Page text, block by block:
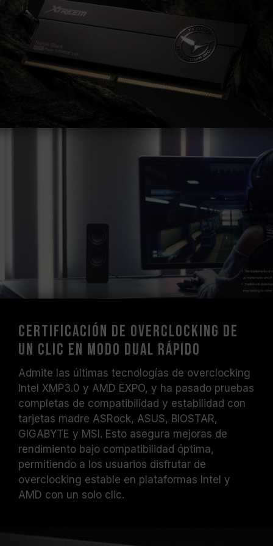
La frecuencia operativa final de la memoria
depende de la configuración del BIOS y de
la compatibilidad con la tarjeta madre y el
procesador.
Si XMP 3.0 (Intel) o EXPO (AMD) no está
activado, la memoria funcionará con la
frecuencia predeterminada del SPD
Para alcanzar frecuencias superiores, el
usuario debe activar manualmente XMP 3.0
/ EXPO. Algunas tarjetas madre pueden no
alcanzar la frecuencia indicada debido a las
El overclocking (incluida la activación de
XMP 3.0 / EXPO) no está cubierto por el
estándar JEDEC y puede afectar la
estabilidad del sistema. Si se presentan
fallos, restablezca los valores
La frecuencia indicada en el módulo
representa su capacidad máxima, pero no
todos los sistemas podrán alcanzarla.
Antes de realizar overclocking, asegúrese
de que su tarjeta madre y procesador sean
compatibles con XMP 3.0 / EXPO; de lo
contrario, la memoria podría no operar a la
velocidad anunciada.
Los módulos de memoria TEAMGROUP han
sido sometidos a pruebas bajo condiciones
de voltaje estándar. Para problemas
relacionados con el procesador o la tarjeta
madre, comuníquese con el soporte técnico
Certificación de overclocking de
un clic en modo dual rápido
Admite las últimas tecnologías de overclocking
Intel XMP3.0 y AMD EXPO, y ha pasado pruebas
completas de compatibilidad y estabilidad con
tarjetas madre ASRock, ASUS, BIOSTAR,
GIGABYTE y MSI. Esto asegura mejoras de
rendimiento bajo compatibilidad óptima,
permitiendo a los usuarios disfrutar de
overclocking estable en plataformas Intel y
AMD con un solo clic.